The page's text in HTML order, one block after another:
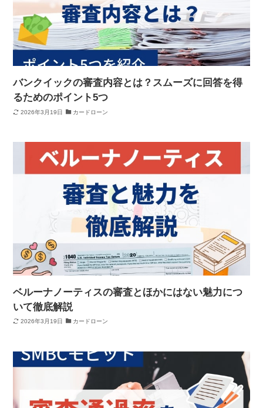
バンクイックの審査内容とは？スムーズに回答を得
るためのポイント5つ
2026年3月19日 カードローン
ベルーナノーティスの審査とほかにはない魅力につ
いて徹底解説
2026年3月19日 カードローン